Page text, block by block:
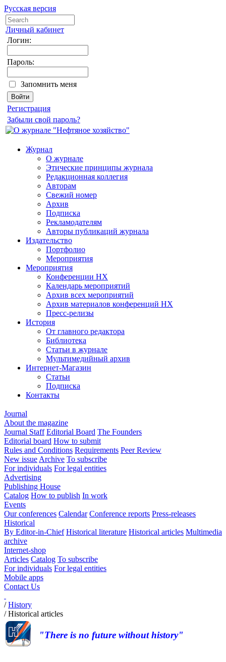
Русская версия
Личный кабинет
Логин:
Пароль:
Запомнить меня
Регистрация
Забыли свой пароль?
Журнал
О журнале
Этические принципы журнала
Редакционная коллегия
Авторам
Свежий номер
Архив
Подписка
Рекламодателям
Авторы публикаций журнала
Издательство
Портфолио
Мероприятия
Мероприятия
Конференции НХ
Календарь мероприятий
Архив всех мероприятий
Архив материалов конференций НХ
Пресс-релизы
История
От главного редактора
Библиотека
Статьи в журнале
Мультимедийный архив
Интернет-Магазин
Статьи
Подписка
Контакты
Journal
About the magazine
Journal Staff Editorial Board The Founders
Editorial board How to submit
Rules and Conditions Requirements Peer Review
New issue Archive To subscribe
For individuals For legal entities
Advertising
Publishing House
Catalog How to publish In work
Events
Our conferences Calendar Conference reports Press-releases
Historical
By Editor-in-Chief Historical literature Historical articles Multimedia
archive
Internet-shop
Articles Catalog To subscribe
For individuals For legal entities
Mobile apps
Contact Us
/History
/Historical articles
"There is no future without history"